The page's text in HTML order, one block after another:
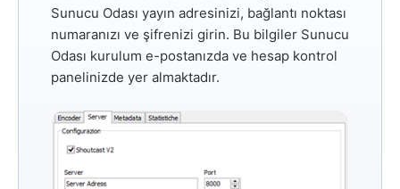
Sunucu Odası yayın adresinizi, bağlantı noktası
numaranızı ve şifrenizi girin. Bu bilgiler Sunucu
Odası kurulum e-postanızda ve hesap kontrol
panelinizde yer almaktadır.